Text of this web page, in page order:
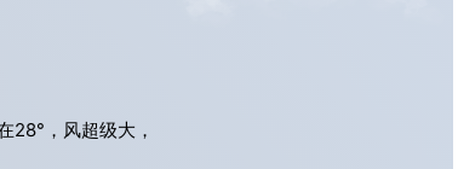
28°，风超级大，